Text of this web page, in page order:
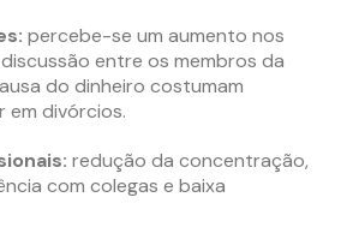
percebe-se um aumento nos
entre os membros da
do dinheiro costumam
em divórcios.
redução da concentração,
com colegas e baixa